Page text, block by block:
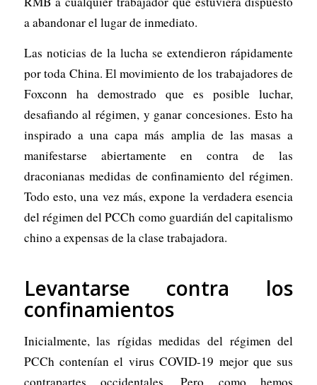
a abandonar el lugar de inmediato.
Las noticias de la lucha se extendieron rápidamente
por toda China. El movimiento de los trabajadores de
Foxconn ha demostrado que es posible luchar,
desafiando al régimen, y ganar concesiones. Esto ha
inspirado a una capa más amplia de las masas a
manifestarse abiertamente en contra de las
draconianas medidas de confinamiento del régimen.
Todo esto, una vez más, expone la verdadera esencia
del régimen del PCCh como guardián del capitalismo
chino a expensas de la clase trabajadora.
Levantarse contra los
confinamientos
Inicialmente, las rígidas medidas del régimen del
PCCh contenían el virus COVID-19 mejor que sus